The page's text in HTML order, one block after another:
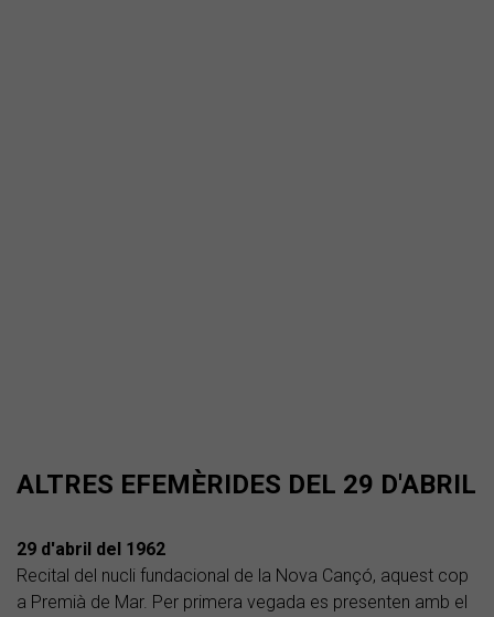
ALTRES EFEMÈRIDES DEL 29 D'ABRIL
29 d'abril del 1962
Recital del nucli fundacional de la Nova Cançó, aquest cop
a Premià de Mar. Per primera vegada es presenten amb el